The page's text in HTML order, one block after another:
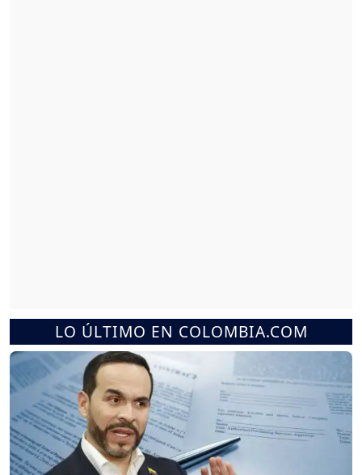
LO ÚLTIMO EN COLOMBIA.COM